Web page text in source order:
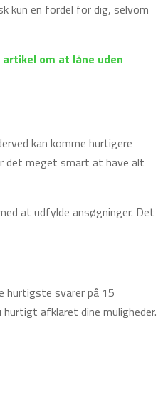
kun en fordel for dig, selvom
om at låne uden
kan komme hurtigere
det meget smart at have alt
at udfylde ansøgninger. Det
hurtigste svarer på 15
afklaret dine muligheder.